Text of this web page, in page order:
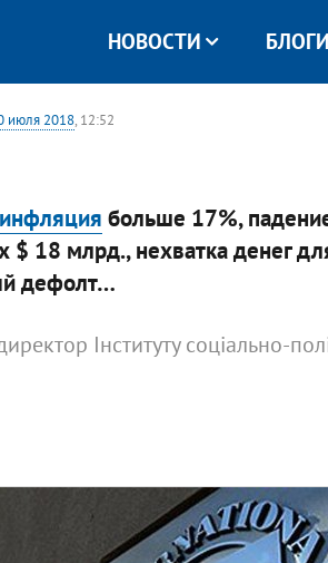
НОВОСТИ БЛОГИ
июля 2018, 12:52
инфляция больше 17%,
18 млрд., нехватка денег
дефолт…
Інституту соціально-